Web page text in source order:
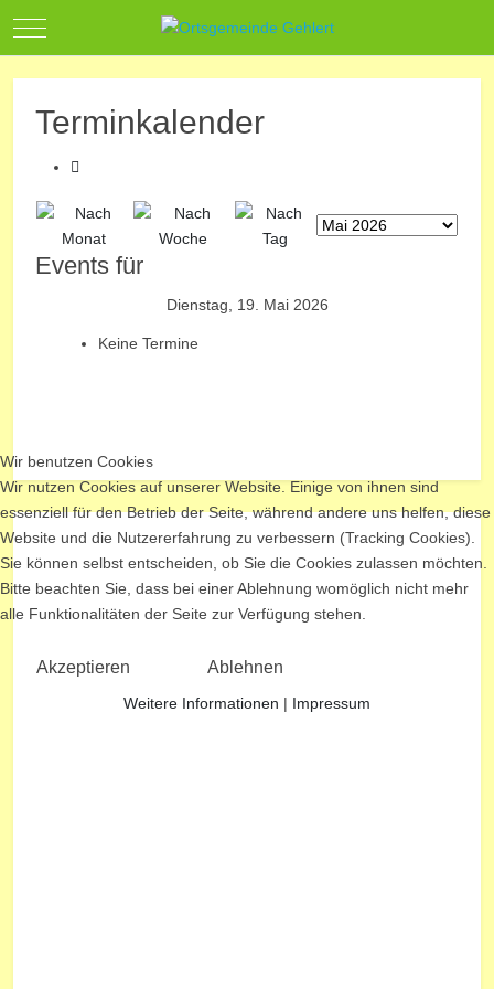
Mobile Menu Toggle
Terminkalender
Events für
Dienstag, 19. Mai 2026
Keine Termine
Wir benutzen Cookies
Wir nutzen Cookies auf unserer Website. Einige von ihnen sind
essenziell für den Betrieb der Seite, während andere uns helfen, diese
Website und die Nutzererfahrung zu verbessern (Tracking Cookies).
Sie können selbst entscheiden, ob Sie die Cookies zulassen möchten.
Bitte beachten Sie, dass bei einer Ablehnung womöglich nicht mehr
alle Funktionalitäten der Seite zur Verfügung stehen.
Akzeptieren Ablehnen
Weitere Informationen | Impressum